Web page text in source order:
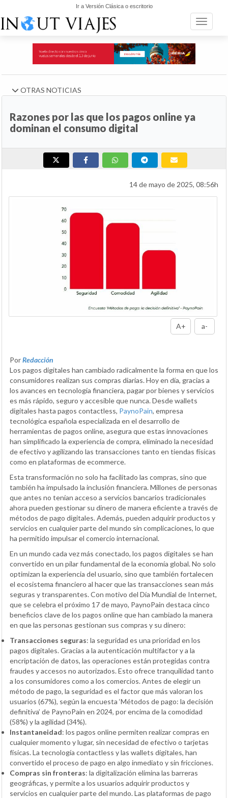
Ir a Versión Clásica o escritorio
Toggle
OTRAS NOTICIAS
Razones por las que los pagos online ya
dominan el consumo digital
14 de mayo de 2025, 08:56h
A+ a-
PorRedacción
Los pagos digitales han cambiado radicalmente la forma en que los
consumidores realizan sus compras diarias. Hoy en día, gracias a
los avances en tecnología financiera, pagar por bienes y servicios
es más rápido, seguro y accesible que nunca. Desde wallets
digitales hasta pagos contactless, PaynoPain, empresa
tecnológica española especializada en el desarrollo de
herramientas de pagos online, asegura que estas innovaciones
han simplificado la experiencia de compra, eliminado la necesidad
de efectivo y agilizando las transacciones tanto en tiendas físicas
como en plataformas de ecommerce.
Esta transformación no solo ha facilitado las compras, sino que
también ha impulsado la inclusión financiera. Millones de personas
que antes no tenían acceso a servicios bancarios tradicionales
ahora pueden gestionar su dinero de manera eficiente a través de
métodos de pago digitales. Además, pueden adquirir productos y
servicios en cualquier parte del mundo sin complicaciones, lo que
ha permitido impulsar el comercio internacional.
En un mundo cada vez más conectado, los pagos digitales se han
convertido en un pilar fundamental de la economía global. No solo
optimizan la experiencia del usuario, sino que también fortalecen
el ecosistema financiero al hacer que las transacciones sean más
seguras y transparentes. Con motivo del Día Mundial de Internet,
que se celebra el próximo 17 de mayo, PaynoPain destaca cinco
beneficios clave de los pagos online que han cambiado la manera
en que las personas gestionan sus compras y su dinero:
Transacciones seguras: la seguridad es una prioridad en los
pagos digitales. Gracias a la autenticación multifactor y a la
encriptación de datos, las operaciones están protegidas contra
fraudes y accesos no autorizados. Esto ofrece tranquilidad tanto
a los consumidores como a los comercios. Antes de elegir un
método de pago, la seguridad es el factor que más valoran los
usuarios (67%), según la encuesta ‘Métodos de pago: la decisión
definitiva’ de PaynoPain en 2024, por encima de la comodidad
(58%) y la agilidad (34%).
Instantaneidad: los pagos online permiten realizar compras en
cualquier momento y lugar, sin necesidad de efectivo o tarjetas
físicas. La tecnología contactless y las wallets digitales, han
convertido el proceso de pago en algo inmediato y sin fricciones.
Compras sin fronteras: la digitalización elimina las barreras
geográficas, y permite a los usuarios adquirir productos y
servicios en cualquier parte del mundo. Las plataformas de pago